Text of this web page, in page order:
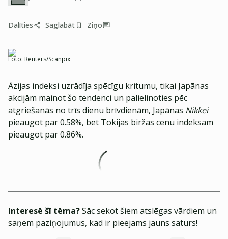
Dalīties Saglabāt Ziņo
Foto: Reuters/Scanpix
Āzijas indeksi uzrādīja spēcīgu kritumu, tikai Japānas
akcijām mainot šo tendenci un palielinoties pēc
atgriešanās no trīs dienu brīvdienām, Japānas Nikkei
pieaugot par 0.58%, bet Tokijas biržas cenu indeksam
pieaugot par 0.86%.
Interesē šī tēma?Sāc sekot šiem atslēgas vārdiem un
saņem paziņojumus, kad ir pieejams jauns saturs!